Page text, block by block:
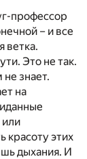
профессор
– и все
ветка.
Это не так.
знает.
на
красоту этих
дыхания. И